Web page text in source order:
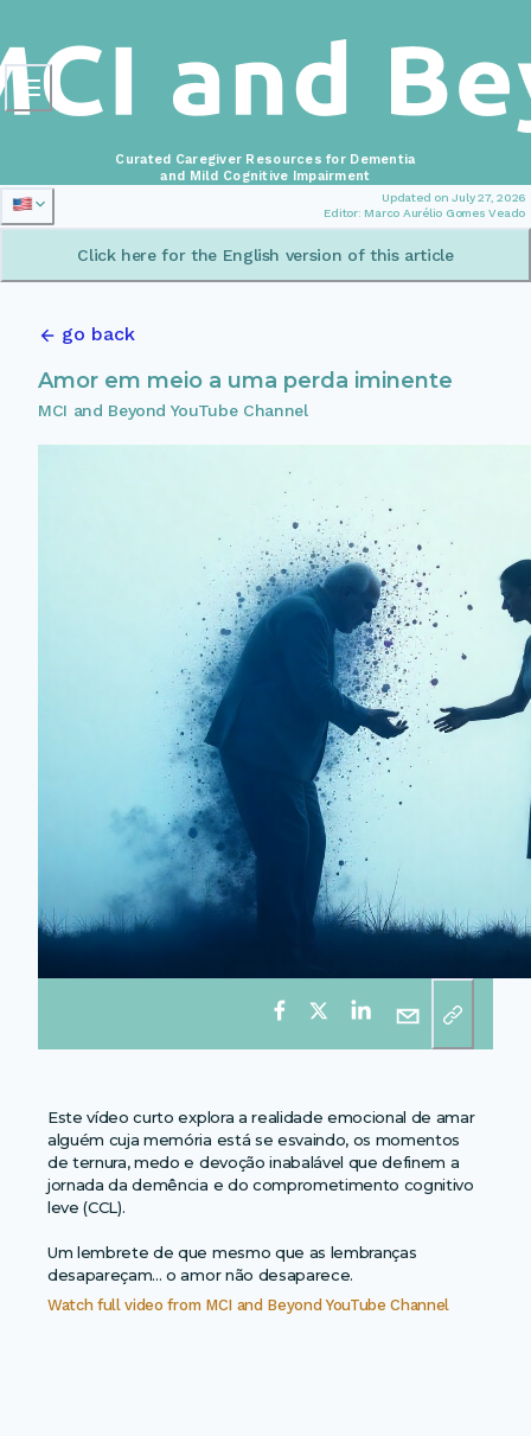
Updated on July 27, 2026
Editor: Marco Aurélio Gomes Veado
Curated Caregiver Resources for Dementia
and Mild Cognitive Impairment
Click here for the English version of this article
go back
Amor em meio a uma perda iminente
MCI and Beyond YouTube Channel
Este vídeo curto explora a realidade emocional de amar
alguém cuja memória está se esvaindo, os momentos
de ternura, medo e devoção inabalável que definem a
jornada da demência e do comprometimento cognitivo
leve (CCL).
Um lembrete de que mesmo que as lembranças
desapareçam... o amor não desaparece.
Watch full video from MCI and Beyond YouTube Channel